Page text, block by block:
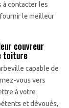
à contacter les
le meilleur
couvreur
toiture
capable de
vous vers
à votre
et dévoués,